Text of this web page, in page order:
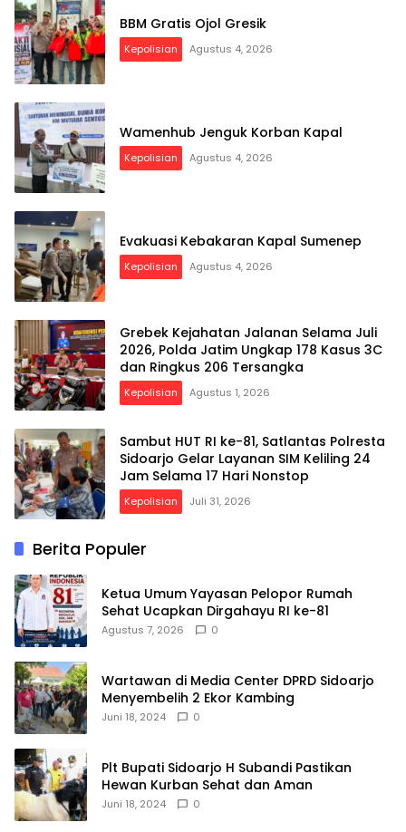
BBM Gratis Ojol Gresik
Kepolisian Agustus 4, 2026
Wamenhub Jenguk Korban Kapal
Kepolisian Agustus 4, 2026
Evakuasi Kebakaran Kapal Sumenep
Kepolisian Agustus 4, 2026
Grebek Kejahatan Jalanan Selama Juli
2026, Polda Jatim Ungkap 178 Kasus 3C
dan Ringkus 206 Tersangka
Kepolisian Agustus 1, 2026
Sambut HUT RI ke-81, Satlantas Polresta
Sidoarjo Gelar Layanan SIM Keliling 24
Jam Selama 17 Hari Nonstop
Kepolisian Juli 31, 2026
Berita Populer
Ketua Umum Yayasan Pelopor Rumah
Sehat Ucapkan Dirgahayu RI ke-81
Agustus 7, 2026 0
Wartawan di Media Center DPRD Sidoarjo
Menyembelih 2 Ekor Kambing
Juni 18, 2024 0
Plt Bupati Sidoarjo H Subandi Pastikan
Hewan Kurban Sehat dan Aman
Juni 18, 2024 0